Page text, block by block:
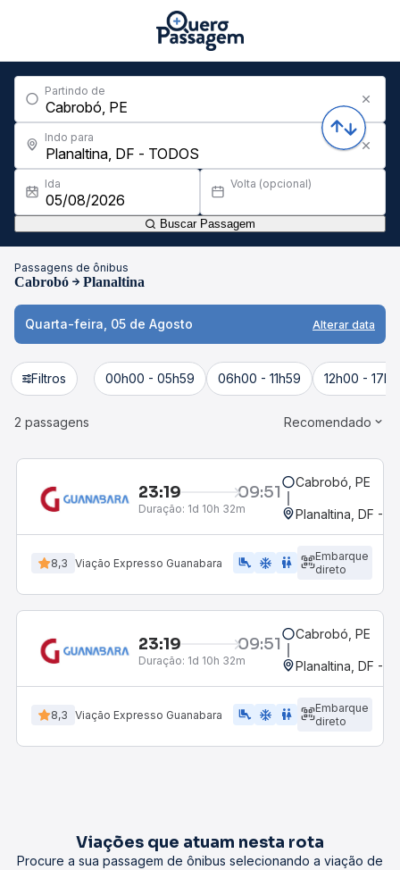
Partindo de
Indo para
Ida Volta (opcional)
Buscar Passagem
Passagens de ônibus
Cabrobó Planaltina
Quarta-feira, 05 de Agosto Alterar data
Filtros 00h00 - 05h59 06h00 - 11h59 12h00 -
2 passagens Recomendado
23:19 09:51
Duração: 1d 10h 32m
Cabrobó, PE
Planaltina, DF -
8,3 Viação Expresso Guanabara airline_seat_legroom_extra ac_unit WC
Embarque
direto
23:19 09:51
Duração: 1d 10h 32m
Cabrobó, PE
Planaltina, DF -
8,3 Viação Expresso Guanabara airline_seat_legroom_extra ac_unit WC
Embarque
direto
Viações que atuam nesta rota
Procure a sua passagem de ônibus selecionando a viação de